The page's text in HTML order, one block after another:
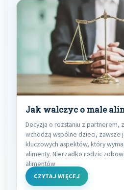
Jak walczyc o male
Decyzja o rozstaniu z partnerem,
wchodzą wspólne dzieci, zawsze
kluczowych aspektów, który
alimenty. Nierzadko rodzic
alimentów
CZYTAJ WIĘCEJ